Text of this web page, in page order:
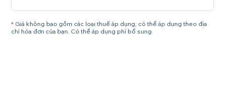
* Giá không bao gồm các loại thuế áp dụng, có thể áp dụng theo địa
chỉ hóa đơn của bạn. Có thể áp dụng phí bổ sung.